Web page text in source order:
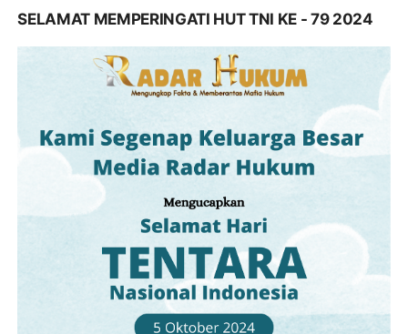
SELAMAT MEMPERINGATI HUT TNI KE - 79 2024